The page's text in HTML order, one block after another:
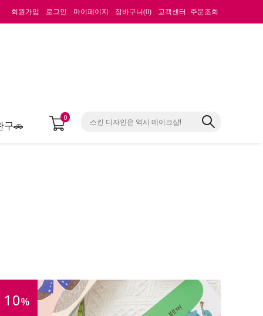
회원가입 로그인 마이페이지 장바구니(0) 고객센터 주문조회
구🚗
0
10%